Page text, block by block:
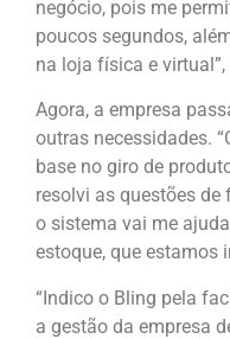
negócio, pois me
poucos segundos,
na loja física e virtual”,
Agora, a empresa
outras necessidades.
base no giro de
resolvi as questões
o sistema vai me
estoque, que estamos
“Indico o Bling pela
a gestão da empresa